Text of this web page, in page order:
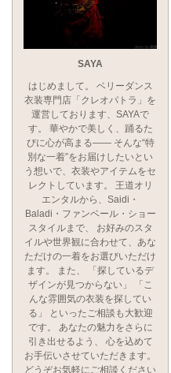
SAYA
はじめまして。 ベリーダンス
衣装専門店「クレオパトラ」を
運営しております、SAYAで
す。 華やかで美しく、踊るた
びに心が高まる―― そんな“特
別な一着”をお届けしたいとい
う想いで、衣装やアイテムをセ
レクトしています。 王道オリ
エンタルから、Saidi・
Baladi・ファンベール・ショー
スタイルまで、 お好みのスタ
イルや世界観に合わせて、あな
ただけの一着をお選びいただけ
ます。 また、 「探しているデ
ザインが見つからない」 「こ
んな雰囲気の衣装を探してい
る」 といったご相談も大歓迎
です。 あなたの魅力をさらに
引き出せるよう、 心を込めて
お手伝いさせていただきます。
どうぞお気軽にご相談ください